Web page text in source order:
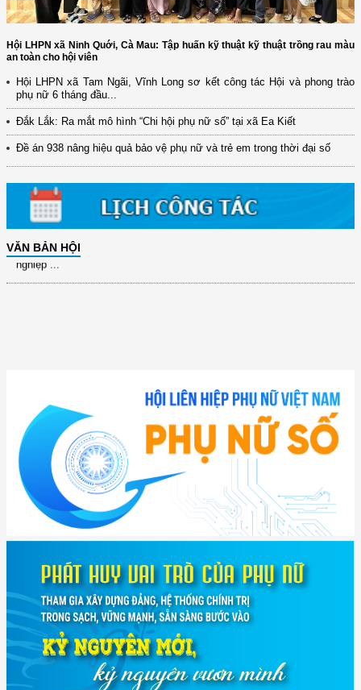
Hội LHPN xã Ninh Quới, Cà Mau: Tập huấn kỹ thuật kỹ thuật trồng rau màu
an toàn cho hội viên
Hội LHPN xã Tam Ngãi, Vĩnh Long sơ kết công tác Hội và phong trào
phụ nữ 6 tháng đầu...
Đắk Lắk: Ra mắt mô hình “Chi hội phụ nữ số” tại xã Ea Kiết
Đề án 938 nâng hiệu quả bảo vệ phụ nữ và trẻ em trong thời đại số
VĂN BẢN HỘI
(898/KH/ĐCT) Kế hoạch thực hiện Quyết định số 2415/QĐ-TTg ngày
31/10/2025 ...
(417/QĐ-BNNMT) Quyết định phê duyệt Chương trình mục tiêu quốc gia
xây dựng ...
(891/KH-ĐCT) Kế hoạch thực hiện Nghị quyết số 72-NQ/TW ngày
9/9/2025 của Bộ ...
(2415/QĐ-TTg) Quyết định về việc phê duyệt Đề án Hỗ trợ Phụ nữ khởi
nghiệp ...